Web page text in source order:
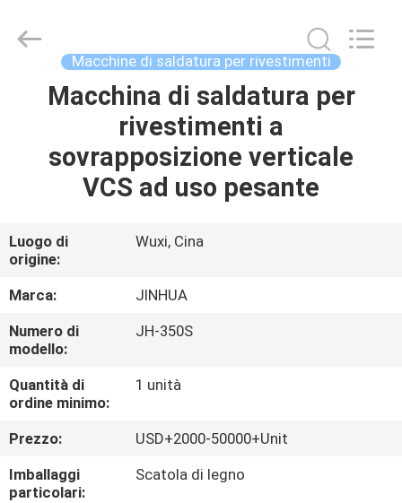
CASA
PRODOTTI
NOI
GIRO
DELLA
FABBRICA
CONTROLLO
DI
QUALITÀ
HARDFACING
TECHNOLOGY
Developed
ECER
Macchine di saldatura per rivestimenti
Macchina di saldatura per
rivestimenti a
sovrapposizione verticale
VCS ad uso pesante
Luogo di
origine:
Wuxi, Cina
Marca:
JINHUA
Numero di
modello:
JH-350S
Quantità di
ordine minimo:
1 unità
Prezzo:
USD+2000-50000+Unit
Imballaggi
particolari:
Scatola di legno